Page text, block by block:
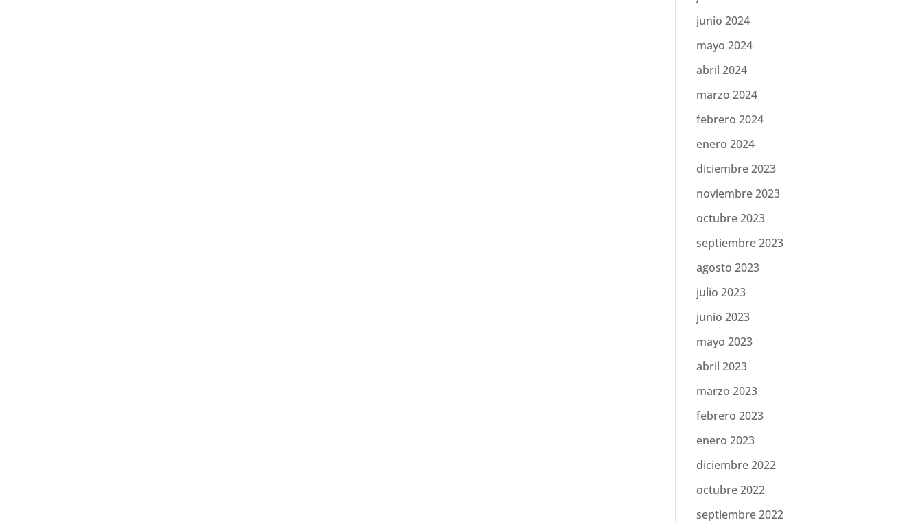
junio 2024
mayo 2024
abril 2024
marzo 2024
febrero 2024
enero 2024
diciembre 2023
noviembre 2023
octubre 2023
septiembre 2023
agosto 2023
julio 2023
junio 2023
mayo 2023
abril 2023
marzo 2023
febrero 2023
enero 2023
diciembre 2022
octubre 2022
septiembre 2022